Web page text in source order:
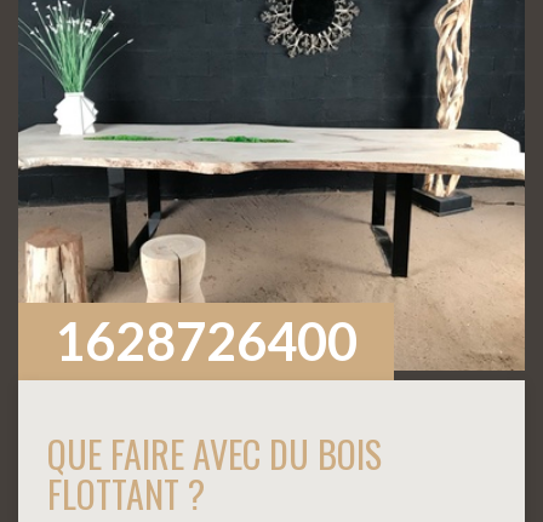
1628726400
QUE FAIRE AVEC DU BOIS
FLOTTANT ?